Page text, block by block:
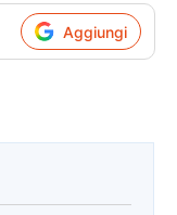
Aggiungi